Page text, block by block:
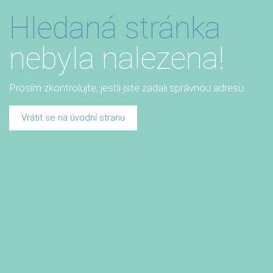
Hledaná stránka
nebyla nalezena!
Prosím zkontrolujte, jestli jste zadali správnou adresu.
Vrátit se na úvodní stranu